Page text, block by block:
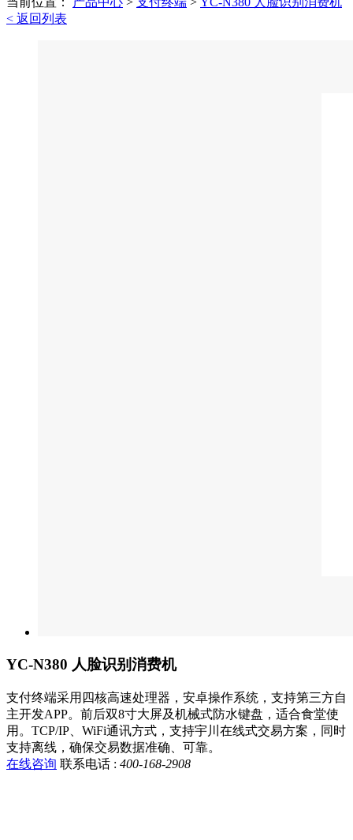
< 返回列表
YC-N380 人脸识别消费机
支付终端采用四核高速处理器，安卓操作系统，支持第三方自
主开发APP。前后双8寸大屏及机械式防水键盘，适合食堂使
用。TCP/IP、WiFi通讯方式，支持宇川在线式交易方案，同时
支持离线，确保交易数据准确、可靠。
在线咨询 联系电话 : 400-168-2908